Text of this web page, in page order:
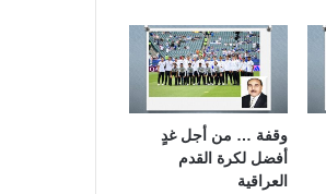
وقفة … من أجل غدٍ
أفضل لكرة القدم
العراقية